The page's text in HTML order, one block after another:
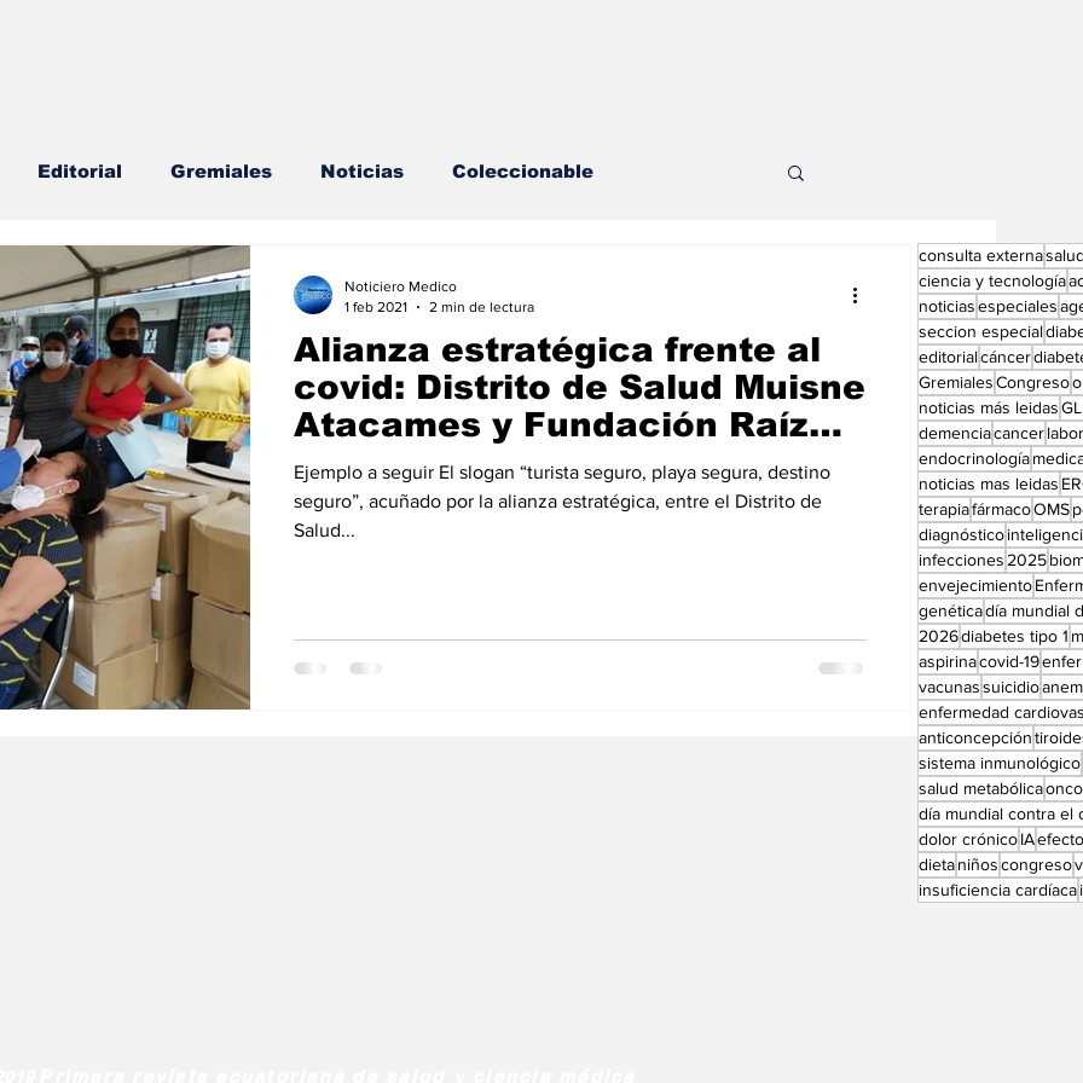
Editorial Gremiales Noticias Coleccionable
Mental Agenda
Endocrinología Actualidad especial
especial Consulta Externa especial Editorial especial
Salud Mental especial
la diabetes
Alianza estratégica frente al
covid: Distrito de Salud Muisne
Atacames y Fundación Raíz
Caemba
Ejemplo a seguir El slogan “turista seguro, playa segura, destino
seguro”, acuñado por la alianza estratégica, entre el Distrito de
Salud...
Noticiero Medico
1 feb 2021
2 min de lectura
consulta externa
ciencia y tecnología
noticiasespeciales
seccion especial
editorialcáncer
GremialesCongreso
noticias más leidas
demenciacancer
endocrinología
noticias mas leidas
terapiafármacoOMS
diagnóstico
infecciones 2025
envejecimiento
genéticadía mundial
2026diabetes tipo 1
aspirinacovid-19
vacunassuicidio
enfermedad
anticoncepción
sistema inmunológico
salud metabólica
día mundial contra el
dolor crónicoIA
dietaniñoscongreso
insuficiencia cardíaca